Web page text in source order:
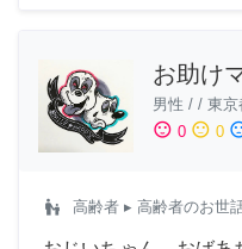
お助け
男性 / / 東京
sentiment_satisfied 0 sentiment_neutral 0
escalator_warning 高齢者 ▸ 高齢者のお世